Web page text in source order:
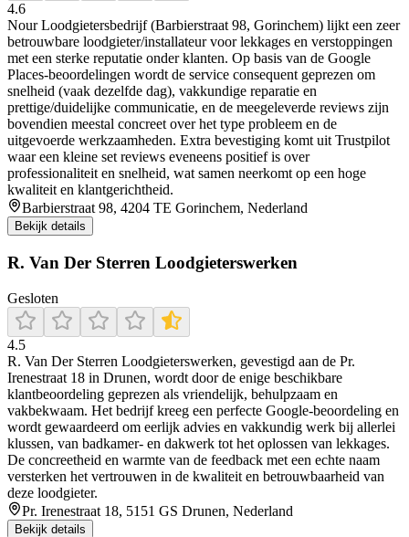
4.6
Nour Loodgietersbedrijf (Barbierstraat 98, Gorinchem) lijkt een zeer
betrouwbare loodgieter/installateur voor lekkages en verstoppingen
met een sterke reputatie onder klanten. Op basis van de Google
Places-beoordelingen wordt de service consequent geprezen om
snelheid (vaak dezelfde dag), vakkundige reparatie en
prettige/duidelijke communicatie, en de meegeleverde reviews zijn
bovendien meestal concreet over het type probleem en de
uitgevoerde werkzaamheden. Extra bevestiging komt uit Trustpilot
waar een kleine set reviews eveneens positief is over
professionaliteit en snelheid, wat samen neerkomt op een hoge
kwaliteit en klantgerichtheid.
Barbierstraat 98, 4204 TE Gorinchem, Nederland
Bekijk details
R. Van Der Sterren Loodgieterswerken
Gesloten
4.5
R. Van Der Sterren Loodgieterswerken, gevestigd aan de Pr.
Irenestraat 18 in Drunen, wordt door de enige beschikbare
klantbeoordeling geprezen als vriendelijk, behulpzaam en
vakbekwaam. Het bedrijf kreeg een perfecte Google-beoordeling en
wordt gewaardeerd om eerlijk advies en vakkundig werk bij allerlei
klussen, van badkamer- en dakwerk tot het oplossen van lekkages.
De concreetheid en warmte van de feedback met een echte naam
versterken het vertrouwen in de kwaliteit en betrouwbaarheid van
deze loodgieter.
Pr. Irenestraat 18, 5151 GS Drunen, Nederland
Bekijk details